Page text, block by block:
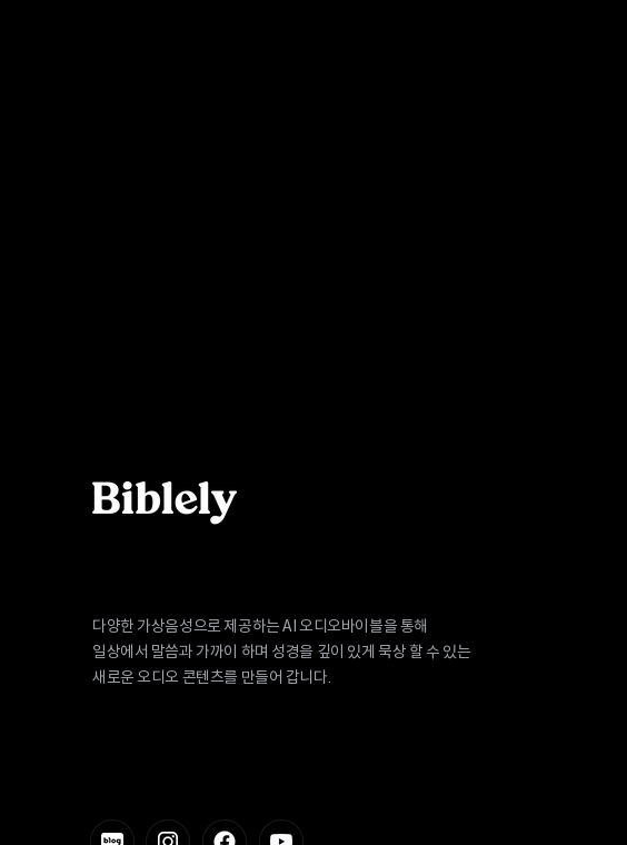
다양한 가상음성으로 제공하는 AI 오디오바이블을 통해
일상에서 말씀과 가까이 하며 성경을 깊이 있게 묵상 할 수 있는
새로운 오디오 콘텐츠를 만들어 갑니다.